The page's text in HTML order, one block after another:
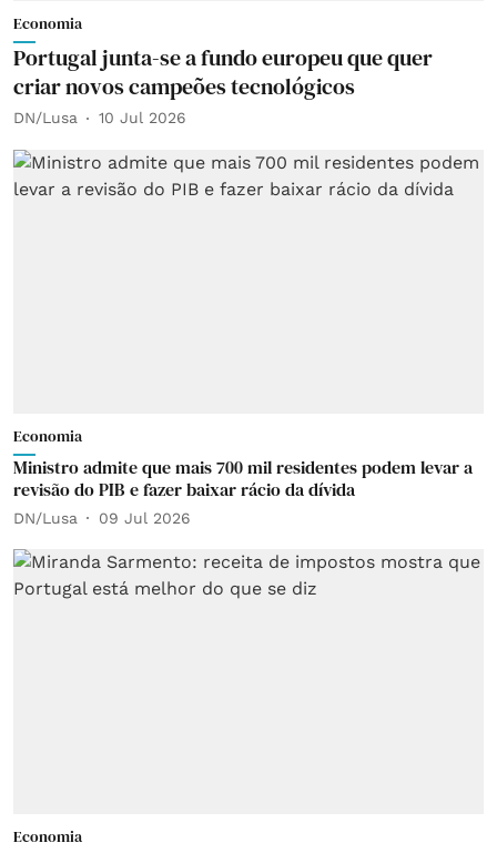
Economia
Portugal junta-se a fundo europeu que quer
criar novos campeões tecnológicos
DN/Lusa 10 Jul 2026
Economia
Ministro admite que mais 700 mil residentes podem levar a
revisão do PIB e fazer baixar rácio da dívida
DN/Lusa 09 Jul 2026
Economia